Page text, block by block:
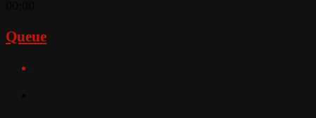
Queue